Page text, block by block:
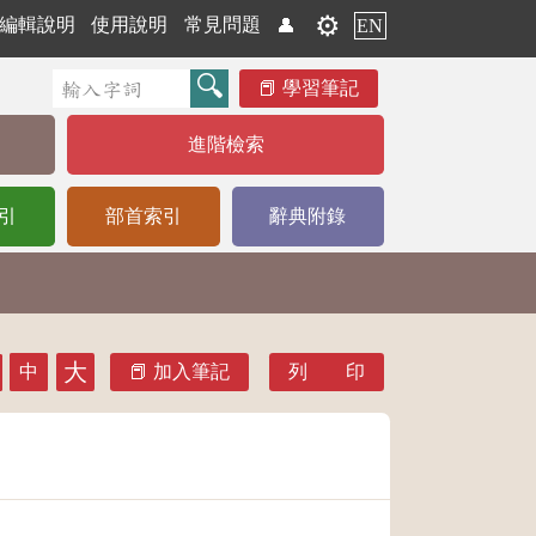
編輯說明 使用說明 常見問題 👤 ⚙️ EN
學習筆記
進階檢索
部首索引 辭典附錄
中 大 加入筆記 列 印